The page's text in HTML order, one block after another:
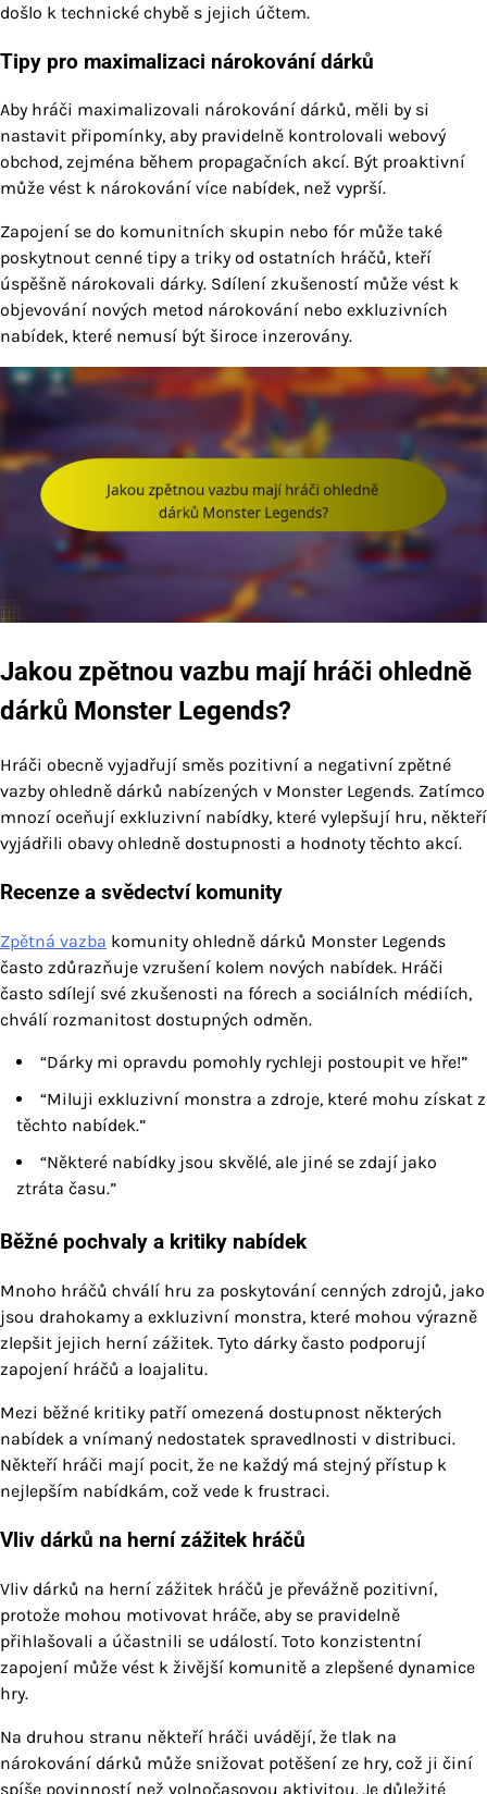
došlo k technické chybě s jejich účtem.
Tipy pro maximalizaci nárokování dárků
Aby hráči maximalizovali nárokování dárků, měli by si
nastavit připomínky, aby pravidelně kontrolovali webový
obchod, zejména během propagačních akcí. Být proaktivní
může vést k nárokování více nabídek, než vyprší.
Zapojení se do komunitních skupin nebo fór může také
poskytnout cenné tipy a triky od ostatních hráčů, kteří
úspěšně nárokovali dárky. Sdílení zkušeností může vést k
objevování nových metod nárokování nebo exkluzivních
nabídek, které nemusí být široce inzerovány.
Jakou zpětnou vazbu mají hráči ohledně
dárků Monster Legends?
Hráči obecně vyjadřují směs pozitivní a negativní zpětné
vazby ohledně dárků nabízených v Monster Legends. Zatímco
mnozí oceňují exkluzivní nabídky, které vylepšují hru, někteří
vyjádřili obavy ohledně dostupnosti a hodnoty těchto akcí.
Recenze a svědectví komunity
Zpětná vazba komunity ohledně dárků Monster Legends
často zdůrazňuje vzrušení kolem nových nabídek. Hráči
často sdílejí své zkušenosti na fórech a sociálních médiích,
chválí rozmanitost dostupných odměn.
“Dárky mi opravdu pomohly rychleji postoupit ve hře!”
“Miluji exkluzivní monstra a zdroje, které mohu získat z
těchto nabídek.”
“Některé nabídky jsou skvělé, ale jiné se zdají jako
ztráta času.”
Běžné pochvaly a kritiky nabídek
Mnoho hráčů chválí hru za poskytování cenných zdrojů, jako
jsou drahokamy a exkluzivní monstra, které mohou výrazně
zlepšit jejich herní zážitek. Tyto dárky často podporují
zapojení hráčů a loajalitu.
Mezi běžné kritiky patří omezená dostupnost některých
nabídek a vnímaný nedostatek spravedlnosti v distribuci.
Někteří hráči mají pocit, že ne každý má stejný přístup k
nejlepším nabídkám, což vede k frustraci.
Vliv dárků na herní zážitek hráčů
Vliv dárků na herní zážitek hráčů je převážně pozitivní,
protože mohou motivovat hráče, aby se pravidelně
přihlašovali a účastnili se událostí. Toto konzistentní
zapojení může vést k živější komunitě a zlepšené dynamice
hry.
Na druhou stranu někteří hráči uvádějí, že tlak na
nárokování dárků může snižovat potěšení ze hry, což ji činí
spíše povinností než volnočasovou aktivitou. Je důležité